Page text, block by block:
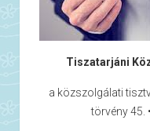
Tiszatarjáni
a közszolgálati
törvény 45.